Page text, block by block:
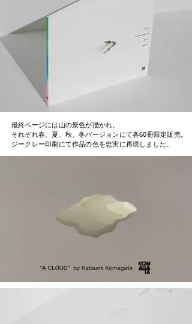
最終ページには山の景色が描かれ、
それぞれ春、夏、秋、冬バージョンにて各60冊限定販売。
ジークレー印刷にて作品の色を忠実に再現しました。